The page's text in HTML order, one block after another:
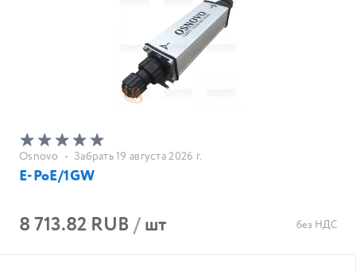
Osnovo • Забрать 19 августа 2026 г.
E-PoE/1GW
8 713.82 RUB/шт без НДС